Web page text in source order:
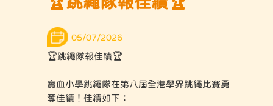
05/07/2026
🏆跳繩隊報佳績🏆
寶血小學跳繩隊在第八屆全港學界跳繩比賽勇
奪佳績！佳績如下：